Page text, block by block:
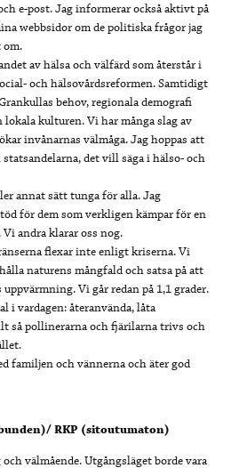
e-post. Jag informerar också aktivt på
webbsidor om de politiska frågor jag
om.
av hälsa och välfärd som återstår i
och hälsovårdsreformen. Samtidigt
behov, regionala demografi
kulturen. Vi har många slag av
invånarnas välmåga. Jag hoppas att
det vill säga i hälso- och
annat sätt tunga för alla. Jag
för dem som verkligen kämpar för en
andra klarar oss nog.
flexar inte enligt kriserna. Vi
naturens mångfald och satsa på att
Vi går redan på 1,1 grader.
i vardagen: återanvända, låta
så pollinerarna och fjärilarna trivs och
familjen och vännerna och äter god
RKP (sitoutumaton)
välmående. Utgångsläget borde vara